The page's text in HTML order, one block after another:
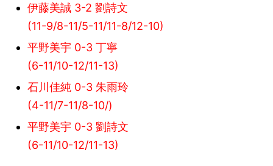
伊藤美誠 3-2 劉詩文
(11-9/8-11/5-11/11-8/12-10)
平野美宇 0-3 丁寧
(6-11/10-12/11-13)
石川佳純 0-3 朱雨玲
(4-11/7-11/8-10/)
平野美宇 0-3 劉詩文
(6-11/10-12/11-13)